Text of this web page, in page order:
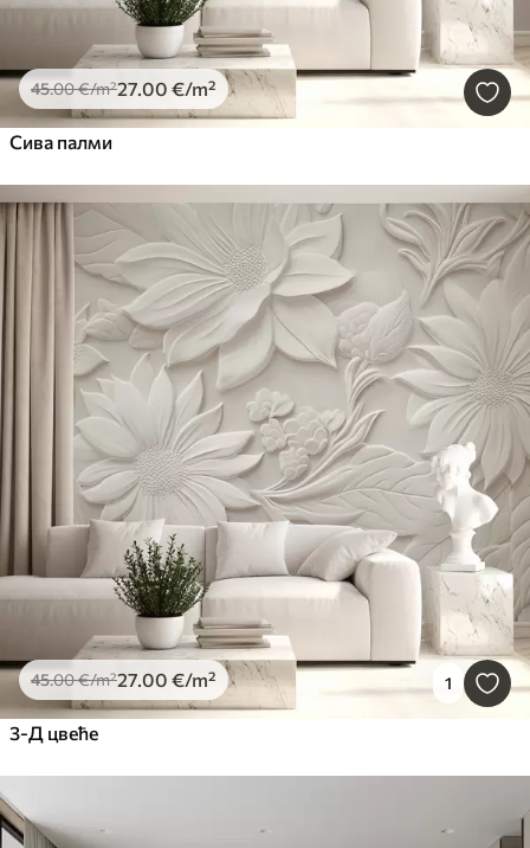
45.00€/m²27.00 €/m²
Сива палми
45.00€/m²27.00 €/m² 1
3-Д цвеће